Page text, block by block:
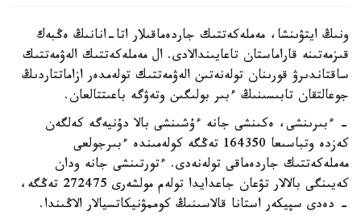
ونىڭ ايتۋىنشا، مەملەكەتتىك جاردەماقىلار اتا-انانىڭ ەڭبەك
قىزمەتىنە قاراماستان تاعايىندالادى. ال مەملەكەتتىك الەۋمەتتىك
ساقتاندىرۋ قورىنان تولەنەتىن الەۋمەتتىك تولەمدەر ازاماتتاردىڭ
جوعالتقان تابىسىنىڭ ءبىر بولىگىن وتەۋگە باعىتتالعان.
- ءبىرىنشى، ەكىنشى جانە ءۇشىنشى بالا دۇنيەگە كەلگەن
كەزدە وتباسىعا 164350 تەڭگە كولەمىندە ءبىرجولعى
مەملەكەتتىك جاردەماقى تولەنەدى. ءتورتىنشى جانە ودان
كەيىنگى بالالار تۋعان جاعدايدا تولەم مولشەرى 272475 تەڭگە،
- دەدى سپيكەر استانا قالاسىنىڭ كوممۋنيكاتسيالار الاڭىندا.